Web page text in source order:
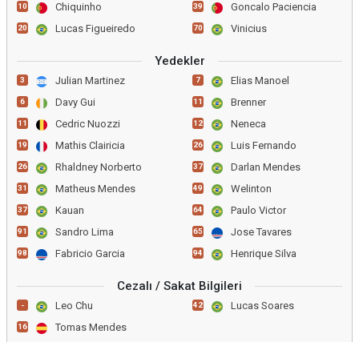
10 Chiquinho
20 Lucas Figueiredo
39 Goncalo Paciencia
70 Vinicius
Yedekler
3 Julian Martinez
6 Davy Gui
11 Cedric Nuozzi
19 Mathis Clairicia
26 Rhaldney Norberto
31 Matheus Mendes
37 Kauan
91 Sandro Lima
98 Fabricio Garcia
7 Elias Manoel
11 Brenner
12 Neneca
26 Luis Fernando
37 Darlan Mendes
49 Welinton
64 Paulo Victor
65 Jose Tavares
94 Henrique Silva
Cezalı / Sakat Bilgileri
- Leo Chu
16 Tomas Mendes
42 Lucas Soares